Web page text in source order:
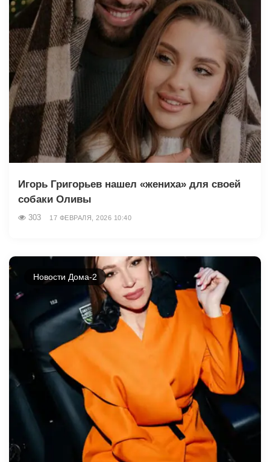
Игорь Григорьев нашел «жениха» для своей
собаки Оливы
303 17 ФЕВРАЛЯ, 2026 10:40
Новости Дома-2